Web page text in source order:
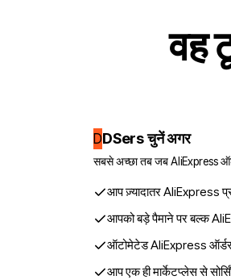
वह
DDSers चुनें अगर
सबसे अच्छा तब जब AliExpress
आप ज़्यादातर AliExpress
आपको बड़े पैमाने पर बल्क
ऑटोमेटेड AliExpress
आप एक ही मार्केटप्लेस से